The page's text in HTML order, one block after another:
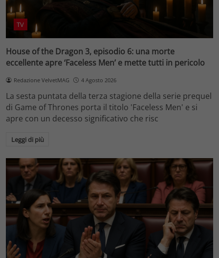
TV
House of the Dragon 3, episodio 6: una morte
eccellente apre ‘Faceless Men’ e mette tutti in pericolo
Redazione VelvetMAG 4 Agosto 2026
La sesta puntata della terza stagione della serie prequel
di Game of Thrones porta il titolo 'Faceless Men' e si
apre con un decesso significativo che risc
Leggi di più